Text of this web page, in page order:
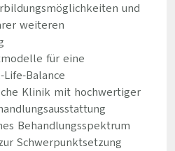
und
weiteren
für eine
Balance
Klinik mit hochwertiger
Behandlungsspektrum
Schwerpunktsetzung